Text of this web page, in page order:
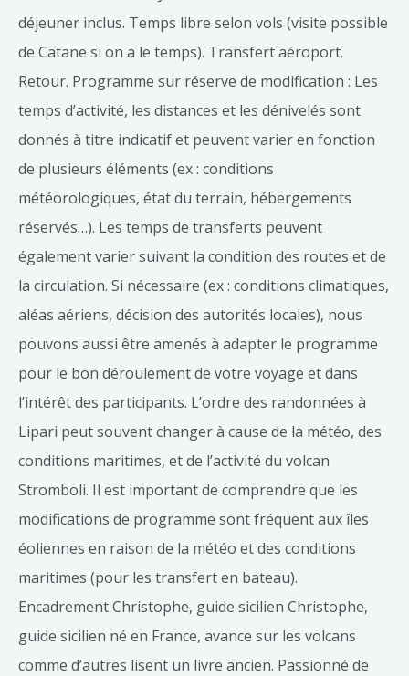
déjeuner inclus. Temps libre selon vols (visite possible
de Catane si on a le temps). Transfert aéroport.
Retour. Programme sur réserve de modification : Les
temps d’activité, les distances et les dénivelés sont
donnés à titre indicatif et peuvent varier en fonction
de plusieurs éléments (ex : conditions
météorologiques, état du terrain, hébergements
réservés…). Les temps de transferts peuvent
également varier suivant la condition des routes et de
la circulation. Si nécessaire (ex : conditions climatiques,
aléas aériens, décision des autorités locales), nous
pouvons aussi être amenés à adapter le programme
pour le bon déroulement de votre voyage et dans
l’intérêt des participants. L’ordre des randonnées à
Lipari peut souvent changer à cause de la météo, des
conditions maritimes, et de l’activité du volcan
Stromboli. Il est important de comprendre que les
modifications de programme sont fréquent aux îles
éoliennes en raison de la météo et des conditions
maritimes (pour les transfert en bateau).
Encadrement Christophe, guide sicilien Christophe,
guide sicilien né en France, avance sur les volcans
comme d’autres lisent un livre ancien. Passionné de